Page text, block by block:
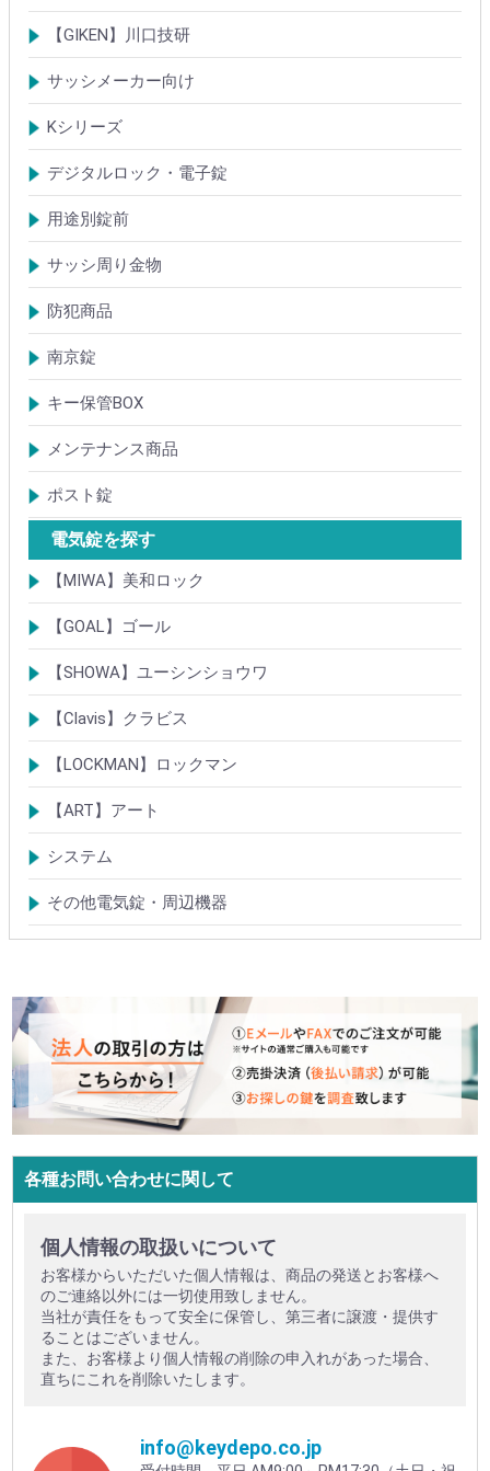
シリンダー
錠
【GIKEN】川口技研
鍵ケース/ラッチング
室内錠シリーズ
サッシメーカー向け
TOSTEMトステム(LIXILリクシル)
新日軽
三協(立山)アルミ
YKK
ミサワホーム
セキスイ
YAMAHA
ダイワハウス
松下電工・ナショナル住宅
不二サッシ
その他
Kシリーズ
【KH】アルミサッシ用引戸錠
【M】ミワ特殊錠
【G】ゴール特殊錠
【S】ショウワ特殊錠
【R】各社特殊錠
【MCY】ミワ取替用シリンダー
【GCY】ゴール取替用シリンダー
【SCY】ショウワ取替用シリンダー
【WCY】ウェスト取替用シリンダー
【ACY】アルファ取替用シリンダー
【KCY】コダイ取替用シリンダー
【KC】クレセントシリーズ
その他Kシリーズ
デジタルロック・電子錠
扉加工あり
扉加工なし(軽微な加工)
ICキー・タグ・カード
用途別錠前
アルミサッシ玄関引戸・引違戸錠
サムラッチ錠
浴室錠
補助錠
エンジンドア錠・ガラス扉錠
ケースハンドル錠
インダストリアルロック・カムロック
サッシ周り金物
ドアガード
ドアチェーン
クレセント錠
丁番
フランス落とし
ドアクローザ
防犯商品
防犯簡易錠
防犯サムターン
ガードプレート・Lフロント
その他
南京錠
【ALPHA】アルファ
【ABUS】アバス
その他
キー保管BOX
大型キーBOX
小型キーBOX
メンテナンス商品
鍵の潤滑剤
サッシ調整ツール
ポスト錠
【Tajima(MET)】
【DAIKEN】
【コーワソニア】
【キョーワナスタ】
【リンタツ】
その他
電気錠を探す
【MIWA】美和ロック
電気錠・電気ストライク
通電金具
制御器・操作器
電材・その他
BANシリーズ
非接触キー・IDカード
Raccessシリーズ
ノンタッチシリーズ
iELシリーズ
FKL・FeliCa・MIFARE
キースイッチ
補修品・代替品
【GOAL】ゴール
電気錠
通電金具
電気錠システム製品
キースイッチ
【SHOWA】ユーシンショウワ
電気錠・電気ストライク
電気錠システム製品
キースイッチ
【Clavis】クラビス
電気錠
電気錠システム製品
Tebra(ハンズフリー)
キースイッチ
【LOCKMAN】ロックマン
電磁式電気錠
電磁錠取付ブラケット
電気錠システム製品
【ART】アート
電気錠システム
入退管理システム
システム
テンキーシステム
静脈認証システム
ICカード認証システム
その他電気錠・周辺機器
各種お問い合わせに関して
個人情報の取扱いについて
お客様からいただいた個人情報は、商品の発送とお客様へ
のご連絡以外には一切使用致しません。
当社が責任をもって安全に保管し、第三者に譲渡・提供す
ることはございません。
また、お客様より個人情報の削除の申入れがあった場合、
直ちにこれを削除いたします。
info@keydepo.co.jp